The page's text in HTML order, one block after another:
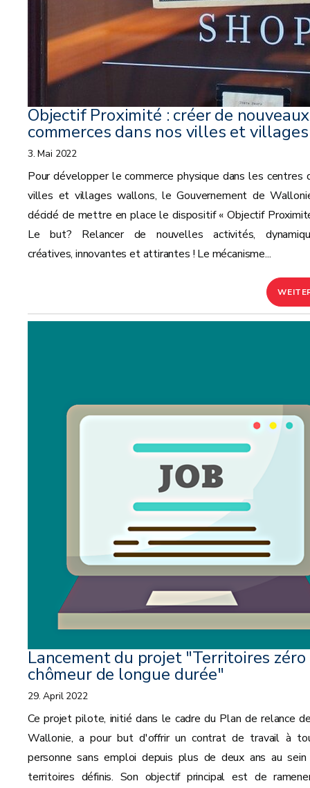
Objectif Proximité : créer de nouveaux
commerces dans nos villes et villages
3. Mai 2022
Pour développer le commerce physique dans les centres
villes et villages wallons, le Gouvernement de
décidé de mettre en place le dispositif « Objectif
Le but? Relancer de nouvelles activités,
créatives, innovantes et attirantes ! Le mécanisme...
Lancement du projet "Territoires zéro
chômeur de longue durée"
29. April 2022
Ce projet pilote, initié dans le cadre du Plan de relance
Wallonie, a pour but d'offrir un contrat de travail à
personne sans emploi depuis plus de deux ans au
territoires définis. Son objectif principal est de